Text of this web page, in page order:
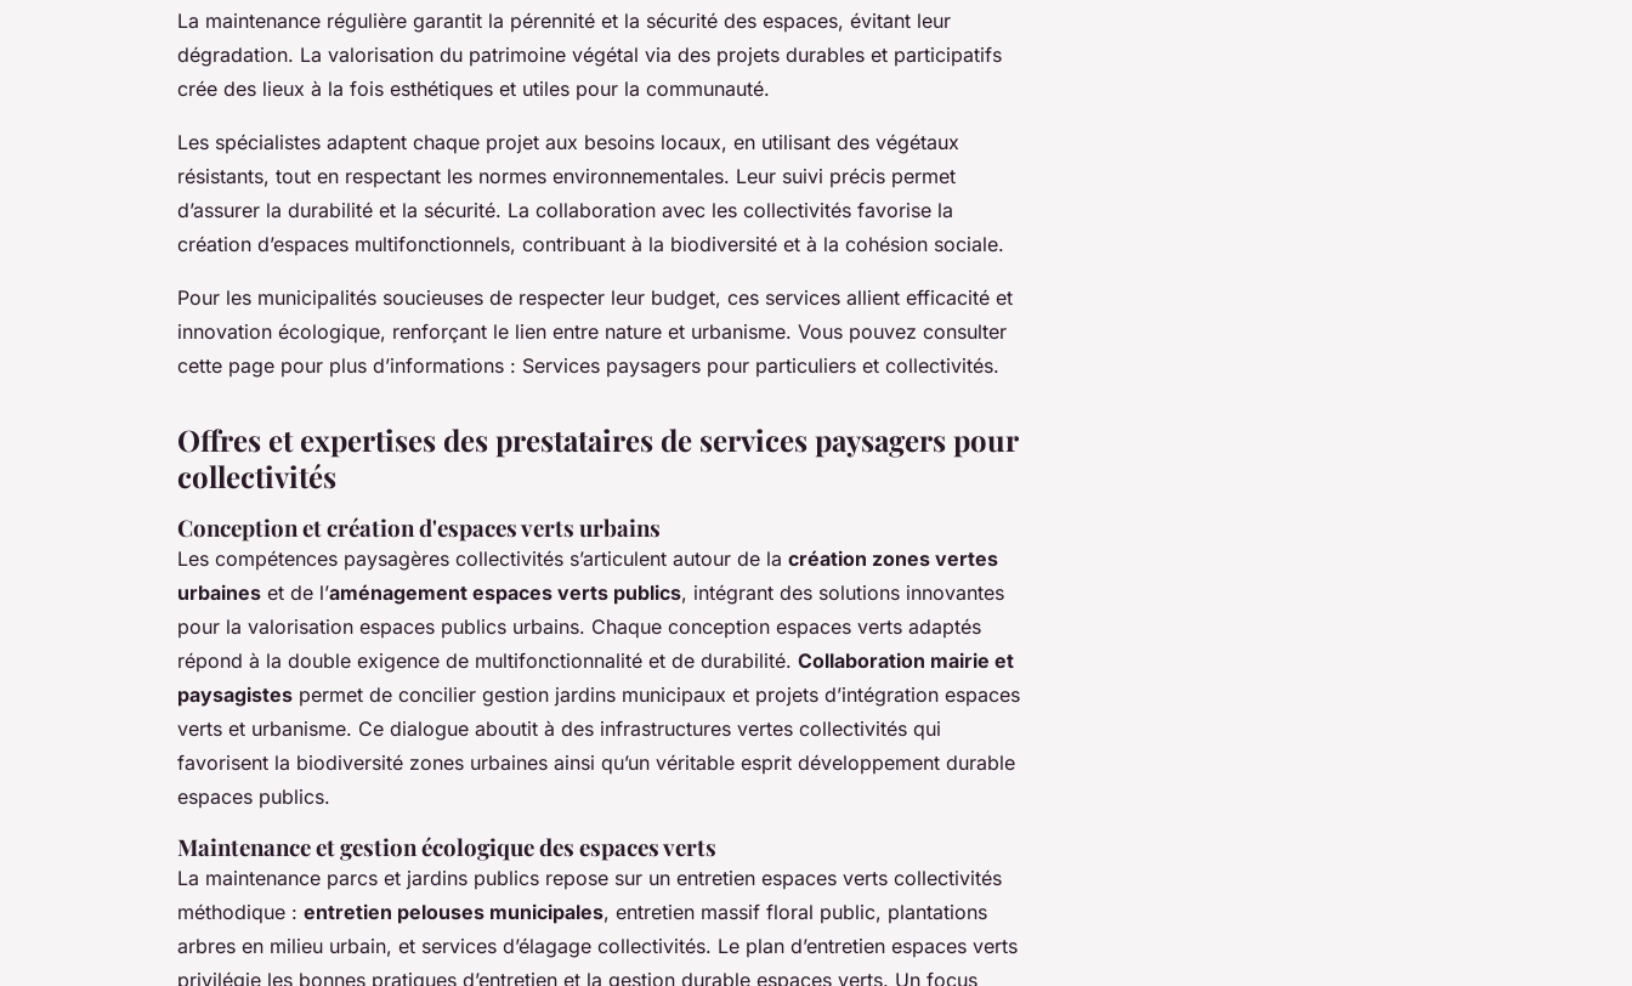
La maintenance régulière garantit la pérennité et la sécurité des espaces, évitant leur
dégradation. La valorisation du patrimoine végétal via des projets durables et participatifs
crée des lieux à la fois esthétiques et utiles pour la communauté.
Les spécialistes adaptent chaque projet aux besoins locaux, en utilisant des végétaux
résistants, tout en respectant les normes environnementales. Leur suivi précis permet
d’assurer la durabilité et la sécurité. La collaboration avec les collectivités favorise la
création d’espaces multifonctionnels, contribuant à la biodiversité et à la cohésion sociale.
Pour les municipalités soucieuses de respecter leur budget, ces services allient efficacité et
innovation écologique, renforçant le lien entre nature et urbanisme. Vous pouvez consulter
cette page pour plus d’informations : Services paysagers pour particuliers et collectivités.
Offres et expertises des prestataires de services paysagers pour
collectivités
Conception et création d'espaces verts urbains
Les compétences paysagères collectivités s’articulent autour de la création zones vertes
urbaines et de l’aménagement espaces verts publics, intégrant des solutions innovantes
pour la valorisation espaces publics urbains. Chaque conception espaces verts adaptés
répond à la double exigence de multifonctionnalité et de durabilité. Collaboration mairie et
paysagistes permet de concilier gestion jardins municipaux et projets d’intégration espaces
verts et urbanisme. Ce dialogue aboutit à des infrastructures vertes collectivités qui
favorisent la biodiversité zones urbaines ainsi qu’un véritable esprit développement durable
espaces publics.
Maintenance et gestion écologique des espaces verts
La maintenance parcs et jardins publics repose sur un entretien espaces verts collectivités
méthodique : entretien pelouses municipales, entretien massif floral public, plantations
arbres en milieu urbain, et services d’élagage collectivités. Le plan d’entretien espaces verts
privilégie les bonnes pratiques d’entretien et la gestion durable espaces verts. Un focus